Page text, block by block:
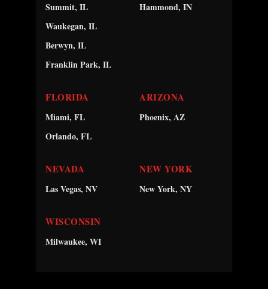
Summit, IL
Waukegan, IL
Berwyn, IL
Franklin Park, IL
Hammond, IN
FLORIDA
Miami, FL
Orlando, FL
ARIZONA
Phoenix, AZ
NEVADA
Las Vegas, NV
NEW YORK
New York, NY
WISCONSIN
Milwaukee, WI